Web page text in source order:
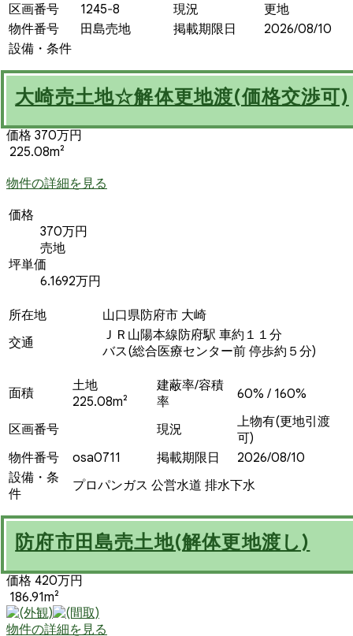
区画番号
1245‐8 現況
更地
物件番号
田島売地 掲載期限日
2026/08/10
設備・条件
大崎売土地☆解体更地渡(価格交渉可)
価格 370万円
225.08m²
物件の詳細を見る
価格
370万円
売地
坪単価
6.1692万円
所在地
山口県防府市 大崎
交通
ＪＲ山陽本線防府駅 車約１１分
バス(総合医療センター前 停歩約５分)
面積
土地
225.08m²
建蔽率/容積
率
60% / 160%
区画番号 現況
上物有(更地引渡
可)
物件番号
osa0711 掲載期限日
2026/08/10
設備・条
件
プロパンガス 公営水道 排水下水
防府市田島売土地(解体更地渡し)
価格 420万円
186.91m²
物件の詳細を見る